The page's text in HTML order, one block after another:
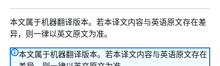
本文属于机器翻译版本。若本译文内容与英语原文存在差
异，则一律以英文原文为准。
本文属于机器翻译版本。若本译文内容与英语原文存在